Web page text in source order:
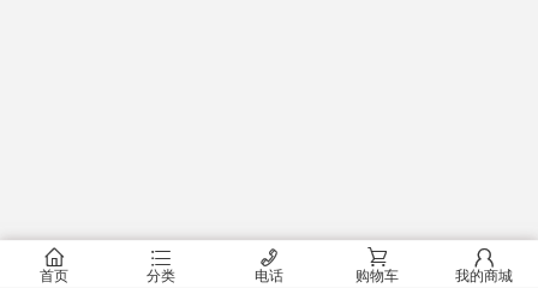
󰂠
首页
󰂦
分类
󰄫
电话
󰂟
购物车
󰂢
我的商城